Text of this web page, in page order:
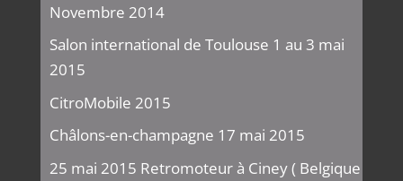
Novembre 2014
Salon international de Toulouse 1 au 3 mai
2015
CitroMobile 2015
Châlons-en-champagne 17 mai 2015
25 mai 2015 Retromoteur à Ciney ( Belgique